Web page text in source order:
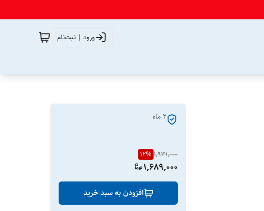
ورود | ثبت‌نام
2 ماه
1,931,000
12%
1,689,000
افزودن به سبد خرید